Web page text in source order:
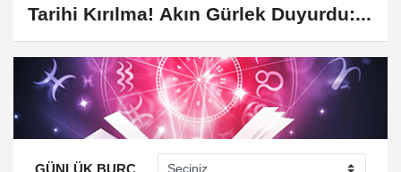
Tarihi Kırılma! Akın Gürlek Duyurdu:...
GÜNLÜK BURÇ